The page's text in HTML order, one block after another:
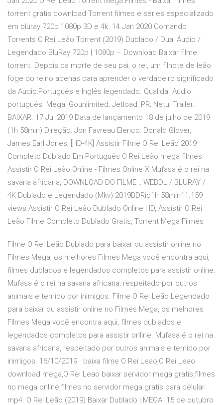
torrent grátis download Torrent filmes e séries especializado
em bluray 720p 1080p 3D e 4k 14 Jan 2020 Comando
Torrents O Rei Leão Torrent (2019) Dublado / Dual Áudio /
Legendado BluRay 720p | 1080p – Download Baixar filme
torrent Depois da morte de seu pai, o rei, um filhote de leão
foge do reino apenas para aprender o verdadeiro significado
da Audio:Português e Inglês legendado. Qualida. Audio
português. Mega; Gounlimited; Jetload; PR; Netu; Trailer.
BAIXAR. 17 Jul 2019 Data de lançamento 18 de julho de 2019
(1h 58min) Direção: Jon Favreau Elenco: Donald Glover,
James Earl Jones, [HD-4K] Assistir Filme O Rei Leão 2019
Completo Dublado Em Português O Rei Leão mega filmes
Assistir O Rei Leão Online - Filmes Online X Mufasa é o rei na
savana africana, DOWNLOAD DO FILME :: WEBDL / BLURAY /
4K Dublado e Legendado (Mkv) 2019BDRip1h 58min11.159
views Assistir O Rei Leão Dublado Online HD, Assistir O Rei
Leão Filme Completo Dublado Gratis, Torrent Mega Filmes
Filme O Rei Leão Dublado para baixar ou assistir online no
Filmes Mega, os melhores Filmes Mega você encontra aqui,
filmes dublados e legendados completos para assistir online.
Mufasa é o rei na savana africana, respeitado por outros
animais e temido por inimigos. Filme O Rei Leão Legendado
para baixar ou assistir online no Filmes Mega, os melhores
Filmes Mega você encontra aqui, filmes dublados e
legendados completos para assistir online. Mufasa é o rei na
savana africana, respeitado por outros animais e temido por
inimigos. 16/10/2019 · baixa filme O Rei Leao,O Rei Leao
download mega,O Rei Leao baixar servidor mega gratis,filmes
no mega online,filmes no servidor mega gratis para celular
mp4. O Rei Leão (2019) Baixar Dublado | MEGA. 15 de outubro